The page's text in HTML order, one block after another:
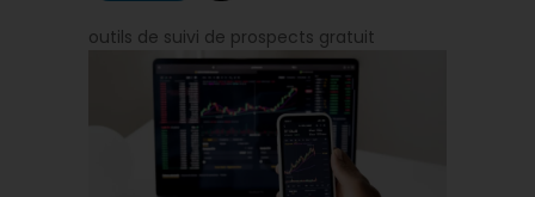
outils de suivi de prospects gratuit